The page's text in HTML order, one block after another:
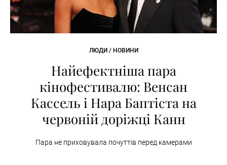
ЛЮДИ / НОВИНИ
Найефектніша пара
кінофестивалю: Венсан
Кассель і Нара Баптіста на
червоній доріжці Канн
Пара не приховувала почуттів перед камерами